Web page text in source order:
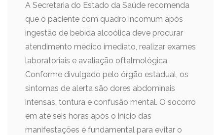
A Secretaria do Estado da Saúde recomenda
que o paciente com quadro incomum após
ingestão de bebida alcoólica deve procurar
atendimento médico imediato, realizar exames
laboratoriais e avaliação oftalmológica.
Conforme divulgado pelo órgão estadual, os
sintomas de alerta são dores abdominais
intensas, tontura e confusão mental. O socorro
em até seis horas após o início das
manifestações é fundamental para evitar o